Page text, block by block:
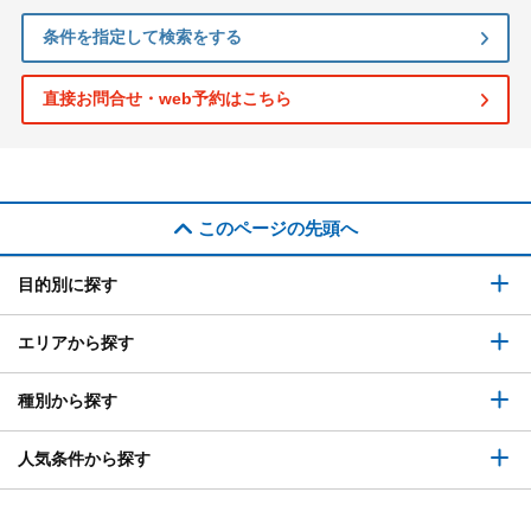
条件を指定して検索をする
直接お問合せ・web予約はこちら
このページの先頭へ
目的別に探す
エリアから探す
種別から探す
人気条件から探す